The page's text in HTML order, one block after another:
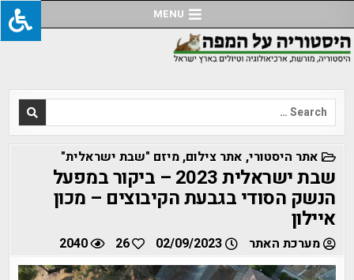
to
content
MENU
Search
for:
POSTED
IN
אתר היסטורי, אתר צילום,מיזם "שבת ישראלית"
שבת ישראלית 2023 – ביקור במפעל
הנשק הסודי בגבעת הקיבוצים – מכון
איילון
מערכת האתר 02/09/2023
26
2040